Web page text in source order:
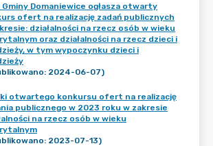
Gminy Domaniewice ogłasza otwarty
ofert na realizację zadań publicznych
działalności na rzecz osób w wieku
oraz działalności na rzecz dzieci i
w tym wypoczynku dzieci i
2024-06-07)
otwartego konkursu ofert na realizację
publicznego w 2023 roku w zakresie
na rzecz osób w wieku
2023-07-13)